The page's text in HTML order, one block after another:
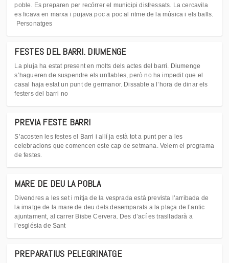
poble. Es preparen per recórrer el municipi disfressats. La cercavila
es ficava en marxa i pujava poc a poc al ritme de la música i els balls.
Personatges
FESTES DEL BARRI. DIUMENGE
La pluja ha estat present en molts dels actes del barri. Diumenge
s’hagueren de suspendre els unflables, però no ha impedit que el
casal haja estat un punt de germanor. Dissabte a l’hora de dinar els
festers del barri no
PREVIA FESTE BARRI
S’acosten les festes el Barri i allí ja està tot a punt per a les
celebracions que comencen este cap de setmana. Veiem el programa
de festes.
MARE DE DEU LA POBLA
Divendres a les set i mitja de la vesprada està prevista l’arribada de
la imatge de la mare de deu dels desemparats a la plaça de l’antic
ajuntament, al carrer Bisbe Cervera. Des d’ací es traslladarà a
l’església de Sant
PREPARATIUS PELEGRINATGE